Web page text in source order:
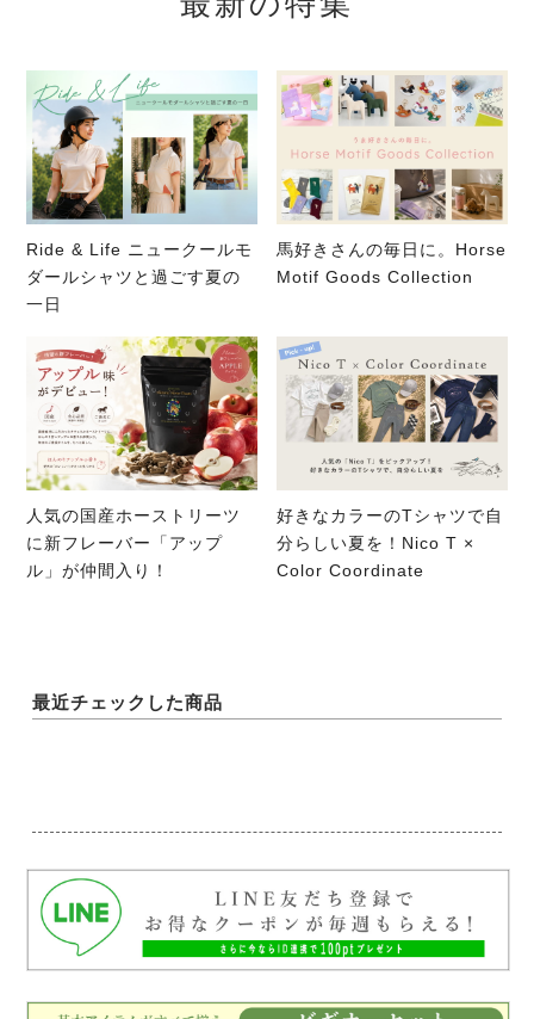
Ride & Life ニュークールモ
ダールシャツと過ごす夏の
一日
馬好きさんの毎日に。Horse
Motif Goods Collection
人気の国産ホーストリーツ
に新フレーバー「アップ
ル」が仲間入り！
好きなカラーのTシャツで自
分らしい夏を！Nico T ×
Color Coordinate
最近チェックした商品